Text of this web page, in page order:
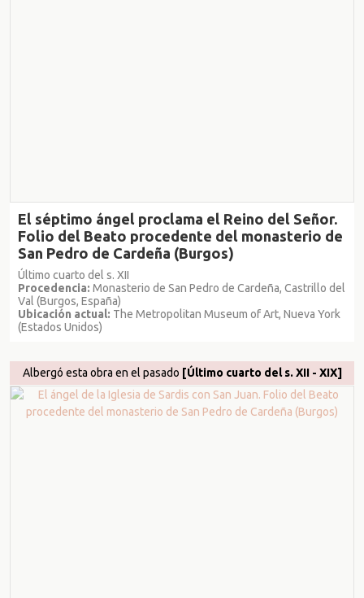
El séptimo ángel proclama el Reino del Señor.
Folio del Beato procedente del monasterio de
San Pedro de Cardeña (Burgos)
Último cuarto del s. XII
Procedencia: Monasterio de San Pedro de Cardeña, Castrillo del
Val (Burgos, España)
Ubicación actual: The Metropolitan Museum of Art, Nueva York
(Estados Unidos)
Albergó esta obra en el pasado [Último cuarto del s. XII - XIX]